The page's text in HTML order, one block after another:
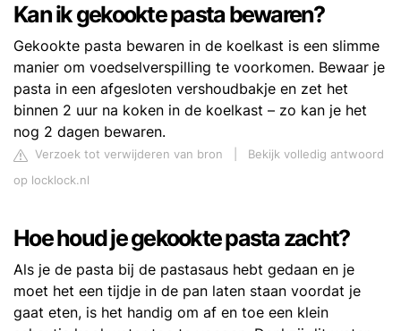
Kan ik gekookte pasta bewaren?
Gekookte pasta bewaren in de koelkast is een slimme
manier om voedselverspilling te voorkomen. Bewaar je
pasta in een afgesloten vershoudbakje en zet het
binnen 2 uur na koken in de koelkast – zo kan je het
nog 2 dagen bewaren.
Verzoek tot verwijderen van bron
Bekijk volledig antwoord
op locklock.nl
Hoe houd je gekookte pasta zacht?
Als je de pasta bij de pastasaus hebt gedaan en je
moet het een tijdje in de pan laten staan voordat je
gaat eten, is het handig om af en toe een klein